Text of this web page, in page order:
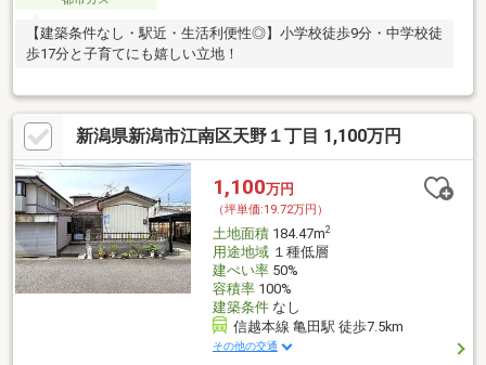
【建築条件なし・駅近・生活利便性◎】小学校徒歩9分・中学校徒
歩17分と子育てにも嬉しい立地！
新潟県新潟市江南区天野１丁目 1,100万円
1,100万円
（坪単価:19.72万円）
土地面積184.47m2
用途地域１種低層
建ぺい率50%
容積率100%
建築条件なし
信越本線 亀田駅 徒歩7.5km
その他の交通